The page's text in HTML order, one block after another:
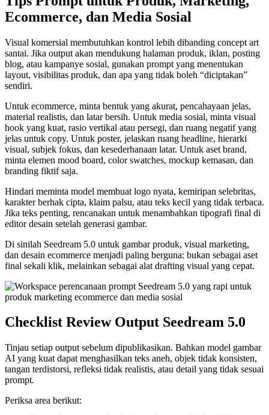
Ecommerce, dan Media Sosial
Visual komersial membutuhkan kontrol lebih dibanding concept art
santai. Jika output akan mendukung halaman produk, iklan, posting
blog, atau kampanye sosial, gunakan prompt yang menentukan
layout, visibilitas produk, dan apa yang tidak boleh “diciptakan”
sendiri.
Untuk ecommerce, minta bentuk yang akurat, pencahayaan jelas,
material realistis, dan latar bersih. Untuk media sosial, minta visual
hook yang kuat, rasio vertikal atau persegi, dan ruang negatif yang
jelas untuk copy. Untuk poster, jelaskan ruang headline, hierarki
visual, subjek fokus, dan kesederhanaan latar. Untuk aset brand,
minta elemen mood board, color swatches, mockup kemasan, dan
branding fiktif saja.
Hindari meminta model membuat logo nyata, kemiripan selebritas,
karakter berhak cipta, klaim palsu, atau teks kecil yang tidak terbaca.
Jika teks penting, rencanakan untuk menambahkan tipografi final di
editor desain setelah generasi gambar.
Di sinilah Seedream 5.0 untuk gambar produk, visual marketing,
dan desain ecommerce menjadi paling berguna: bukan sebagai aset
final sekali klik, melainkan sebagai alat drafting visual yang cepat.
Checklist Review Output Seedream 5.0
Tinjau setiap output sebelum dipublikasikan. Bahkan model gambar
AI yang kuat dapat menghasilkan teks aneh, objek tidak konsisten,
tangan terdistorsi, refleksi tidak realistis, atau detail yang tidak sesuai
prompt.
Periksa area berikut: